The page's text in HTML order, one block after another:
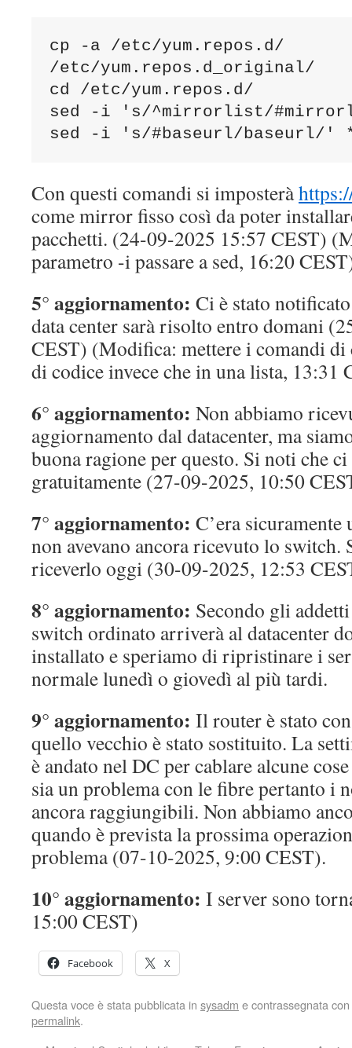
cp -a /etc/yum.repos.d/
/etc/yum.repos.d_original/
cd /etc/yum.repos.d/
sed -i 's/^mirrorlist/
sed -i 's/#baseurl/baseurl/'
Con questi comandi si imposterà
come mirror fisso così da poter
pacchetti. (24-09-2025 15:57 CEST)
parametro -i passare a sed, 16:20
5° aggiornamento: Ci è stato
data center sarà risolto entro domani
CEST) (Modifica: mettere i comandi
di codice invece che in una lista, 13:31
6° aggiornamento: Non abbiamo
aggiornamento dal datacenter, ma
buona ragione per questo. Si noti che
gratuitamente (27-09-2025, 10:50
7° aggiornamento: C’era
non avevano ancora ricevuto lo switch.
riceverlo oggi (30-09-2025, 12:53
8° aggiornamento: Secondo gli
switch ordinato arriverà al datacenter
installato e speriamo di ripristinare i
normale lunedì o giovedì al più tardi.
9° aggiornamento: Il router è stato
quello vecchio è stato sostituito. La
è andato nel DC per cablare alcune
sia un problema con le fibre pertanto i
ancora raggiungibili. Non abbiamo
quando è prevista la prossima
problema (07-10-2025, 9:00 CEST).
10° aggiornamento: I server sono
15:00 CEST)
Facebook X
Questa voce è stata pubblicata in sysadm e contrassegnata con
permalink.